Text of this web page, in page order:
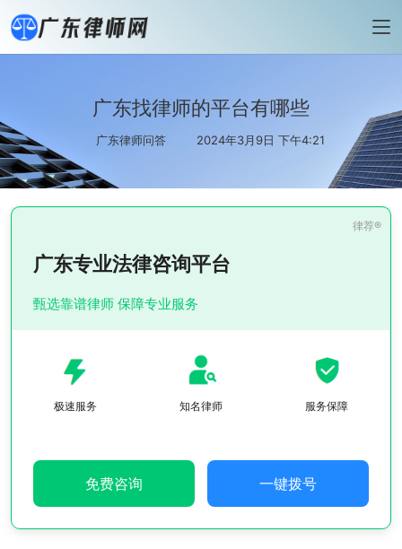
广东找律师的平台有哪些
广东律师问答 2024年3月9日 下午4:21
广东专业法律咨询平台
甄选靠谱律师 保障专业服务
极速服务 知名律师 服务保障
免费咨询 一键拨号